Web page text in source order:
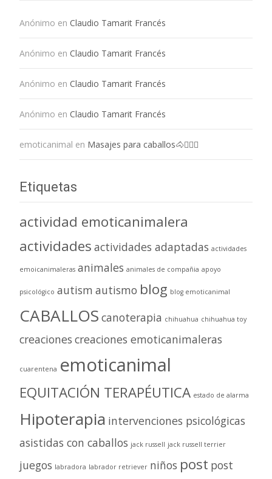
Anónimo en Claudio Tamarit Francés
Anónimo en Claudio Tamarit Francés
Anónimo en Claudio Tamarit Francés
Anónimo en Claudio Tamarit Francés
emoticanimal en Masajes para caballos🐴💆🏻‍♀️
Etiquetas
actividad emoticanimalera
actividades actividades adaptadas actividades
emoicanimaleras animales animales de compañia apoyo
psicológico autism autismo blog blog emoticanimal
CABALLOS canoterapia chihuahua chihuahua toy
creaciones creaciones emoticanimaleras
cuarentena emoticanimal
EQUITACIÓN TERAPÉUTICA estado de alarma
Hipoterapia intervenciones psicológicas
asistidas con caballos jack russell jack russell terrier
juegos labradora labrador retriever niños post post